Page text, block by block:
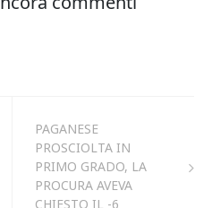
PAGANESE
PROSCIOLTA IN
PRIMO GRADO, LA
PROCURA AVEVA
CHIESTO IL -6